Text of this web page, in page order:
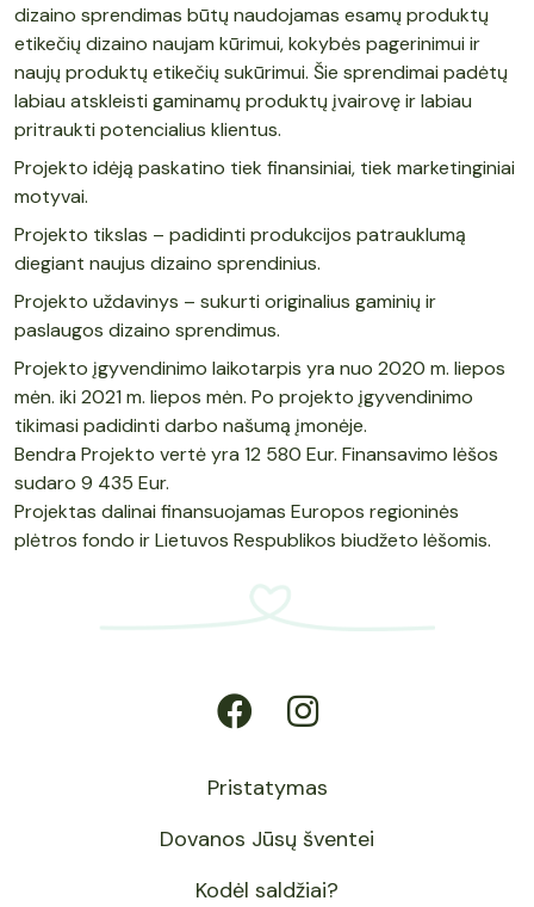
dizaino sprendimas būtų naudojamas esamų produktų
etikečių dizaino naujam kūrimui, kokybės pagerinimui ir
naujų produktų etikečių sukūrimui. Šie sprendimai padėtų
labiau atskleisti gaminamų produktų įvairovę ir labiau
pritraukti potencialius klientus.
Projekto idėją paskatino tiek finansiniai, tiek marketinginiai
motyvai.
Projekto tikslas – padidinti produkcijos patrauklumą
diegiant naujus dizaino sprendinius.
Projekto uždavinys – sukurti originalius gaminių ir
paslaugos dizaino sprendimus.
Projekto įgyvendinimo laikotarpis yra nuo 2020 m. liepos
mėn. iki 2021 m. liepos mėn. Po projekto įgyvendinimo
tikimasi padidinti darbo našumą įmonėje.
Bendra Projekto vertė yra 12 580 Eur. Finansavimo lėšos
sudaro 9 435 Eur.
Projektas dalinai finansuojamas Europos regioninės
plėtros fondo ir Lietuvos Respublikos biudžeto lėšomis.
Pristatymas
Dovanos Jūsų šventei
Kodėl saldžiai?